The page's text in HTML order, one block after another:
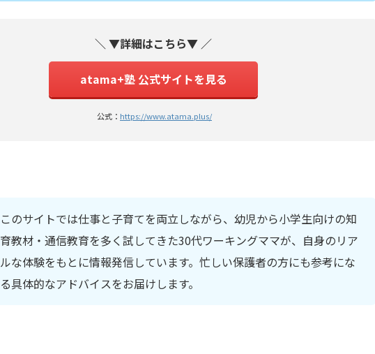
＼ ▼詳細はこちら▼ ／
atama+塾 公式サイトを見る
公式： https://www.atama.plus/
このサイトでは仕事と子育てを両立しながら、幼児から小学生向けの知
育教材・通信教育を多く試してきた30代ワーキングママが、自身のリア
ルな体験をもとに情報発信しています。忙しい保護者の方にも参考にな
る具体的なアドバイスをお届けします。